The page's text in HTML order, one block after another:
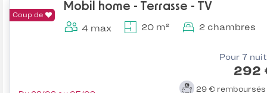
Coup de
Mobil home - Terrasse - TV
4 max 20 m² 2 chambres
Pour 7
292
29 € remboursés